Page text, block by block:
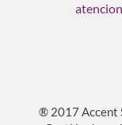
® 2017 Accent